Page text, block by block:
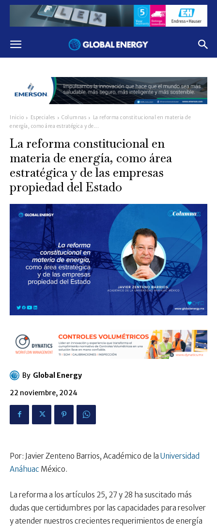
Inicio Especiales Columnas
La reforma constitucional en materia de
energía, como área estratégica y de...
La reforma constitucional en
materia de energía, como área
estratégica y de las empresas
propiedad del Estado
By Global Energy
22 noviembre, 2024
Por: Javier Zenteno Barrios, Académico de la Universidad
Anáhuac México.
La reforma a los artículos 25, 27 y 28 ha suscitado más
dudas que certidumbres por las capacidades para resolver
y atender nuestros crecientes requerimientos de energía